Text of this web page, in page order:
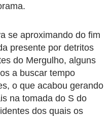
se aproximando do fim
presente por detritos
do Mergulho, alguns
a buscar tempo
o que acabou gerando
na tomada do S do
dos quais os